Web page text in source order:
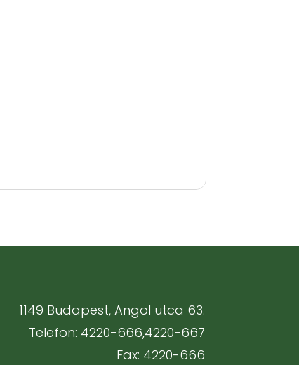
1149 Budapest, Angol utca 63.
Telefon: 4220-666,4220-667
Fax: 4220-666